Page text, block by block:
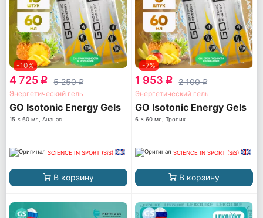
-10%
4 725 q 5 250q
Энергетический гель
GO Isotonic Energy Gels
15 x 60 мл, Ананас
SCIENCE IN SPORT (SiS)
В корзину
-7%
1 953 q 2 100q
Энергетический гель
GO Isotonic Energy Gels
6 x 60 мл, Тропик
SCIENCE IN SPORT (SiS)
В корзину